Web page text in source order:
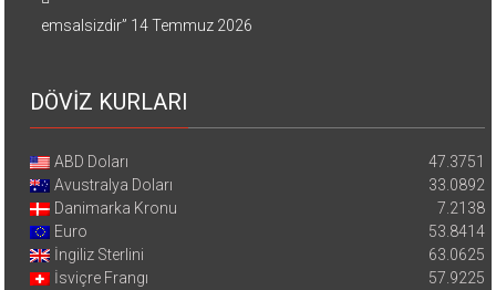
emsalsizdir” 14 Temmuz 2026
DÖVİZ KURLARI
ABD Doları
47.3751
Avustralya Doları
33.0892
Danimarka Kronu
7.2138
Euro
53.8414
İngiliz Sterlini
63.0625
İsviçre Frangı
57.9225